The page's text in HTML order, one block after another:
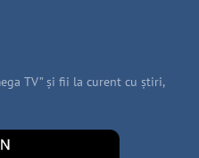
TV” și fii la curent cu știri,